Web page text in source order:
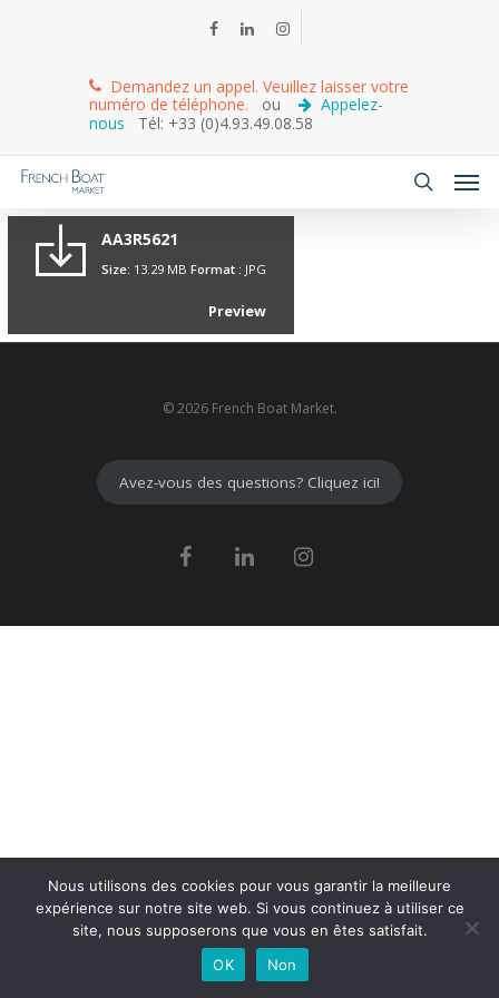
Demandez un appel. Veuillez laisser votre
numéro de téléphone. ou
Appelez-
nous
Tél: +33 (0)4.93.49.08.58
AA3R5621
Size: 13.29 MB Format : JPG
Preview
© 2026 French Boat Market.
Avez-vous des questions? Cliquez ici!
Nous utilisons des cookies pour vous garantir la meilleure
expérience sur notre site web. Si vous continuez à utiliser ce
site, nous supposerons que vous en êtes satisfait.
OK
Non